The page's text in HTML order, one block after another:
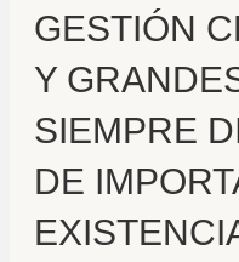
GESTIÓN
Y
SIEMPRE
DE